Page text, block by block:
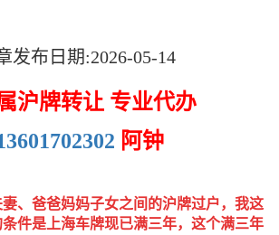
发布日期:2026-05-14
沪牌转让 专业代办
阿钟
、爸爸妈妈子女之间的沪牌过户，我这
件是上海车牌现已满三年，这个满三年